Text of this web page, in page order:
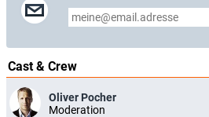
Cast & Crew
Oliver Pocher
Moderation